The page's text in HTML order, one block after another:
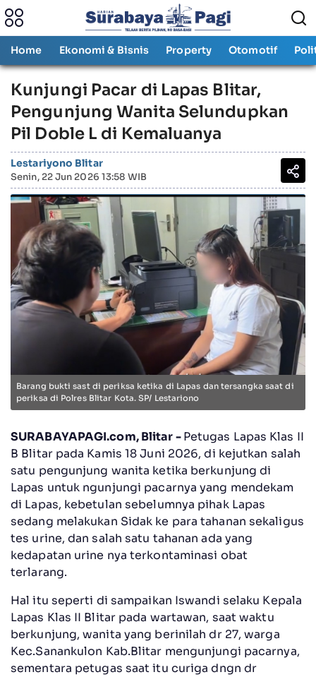
Home Ekonomi & Bisnis Property Otomotif
Kunjungi Pacar di Lapas Blitar,
Pengunjung Wanita Selundupkan
Pil Doble L di Kemaluanya
Lestariyono Blitar
Senin, 22 Jun 2026 13:58 WIB
Barang bukti sast di periksa ketika di Lapas dan tersangka saat di
periksa di Polres Blitar Kota. SP/ Lestariono
SURABAYAPAGI.com, Blitar -Petugas Lapas Klas II
B Blitar pada Kamis 18 Juni 2026, di kejutkan salah
satu pengunjung wanita ketika berkunjung di
Lapas untuk ngunjungi pacarnya yang mendekam
di Lapas, kebetulan sebelumnya pihak Lapas
sedang melakukan Sidak ke para tahanan sekaligus
tes urine, dan salah satu tahanan ada yang
kedapatan urine nya terkontaminasi obat
terlarang.
Hal itu seperti di sampaikan Iswandi selaku Kepala
Lapas Klas II Blitar pada wartawan, saat waktu
berkunjung, wanita yang berinilah dr 27, warga
Kec.Sanankulon Kab.Blitar mengunjungi pacarnya,
sementara petugas saat itu curiga dngn dr